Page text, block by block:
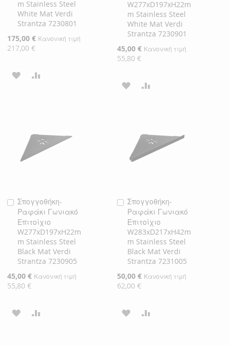
m Stainless Steel
White Mat Verdi
Strantza 7230801
Ειδική
Τιμή
175,00 € Κανονική τιμή
217,00 €
ΠΡΟΣΘΉΚΗ
W277xD197xH22m
m Stainless Steel
White Mat Verdi
Strantza 7230901
Ειδική
Τιμή
45,00 € Κανονική τιμή
55,80 €
ΠΡΟΣΘΉΚΗ
ΕΠΙΘΥΜΙΏΝ
Σπογγοθήκη-
Ραφάκι Γωνιακό
Επιτοίχιο
W277xD197xH22m
m Stainless Steel
Black Mat Verdi
Strantza 7230905
Ειδική
Τιμή
45,00 € Κανονική τιμή
55,80 €
Προσθήκη
στο
Καλάθι
ΠΡΟΣΘΉΚΗ
Σπογγοθήκη-
Ραφάκι Γωνιακό
Επιτοίχιο
W283xD217xH42m
m Stainless Steel
Black Mat Verdi
Strantza 7231005
Ειδική
Τιμή
50,00 € Κανονική τιμή
62,00 €
Προσθήκη
στο
Καλάθι
ΠΡΟΣΘΉΚΗ